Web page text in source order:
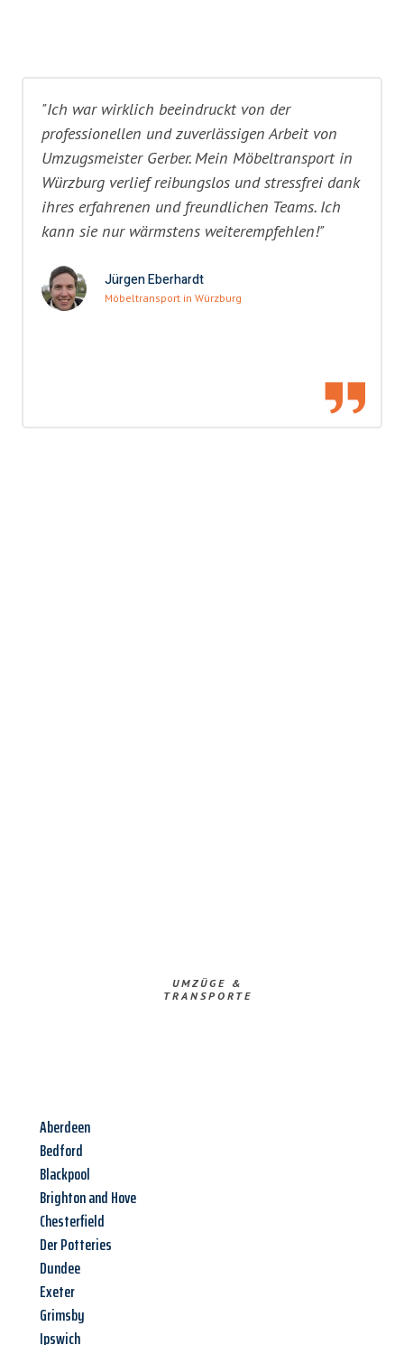
"Ich war wirklich beeindruckt von der
professionellen und zuverlässigen Arbeit von
Umzugsmeister Gerber. Mein Möbeltransport in
Würzburg verlief reibungslos und stressfrei dank
ihres erfahrenen und freundlichen Teams. Ich
kann sie nur wärmstens weiterempfehlen!"
Jürgen Eberhardt
Möbeltransport in Würzburg
UMZÜGE &
TRANSPORTE
Aberdeen
Bedford
Blackpool
Brighton and Hove
Chesterfield
Der Potteries
Dundee
Exeter
Grimsby
Ipswich